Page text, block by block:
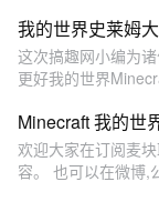
我的世界史莱姆
这次搞趣网小编为
更好我的世界
Minecraft 我的世
欢迎大家在订阅麦
容。 也可以在微博,